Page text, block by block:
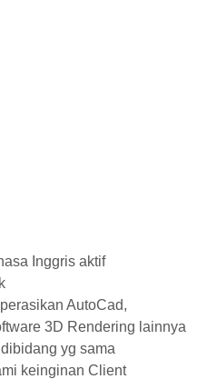
Inggris aktif
AutoCad,
3D Rendering lainnya
yg sama
keinginan Client